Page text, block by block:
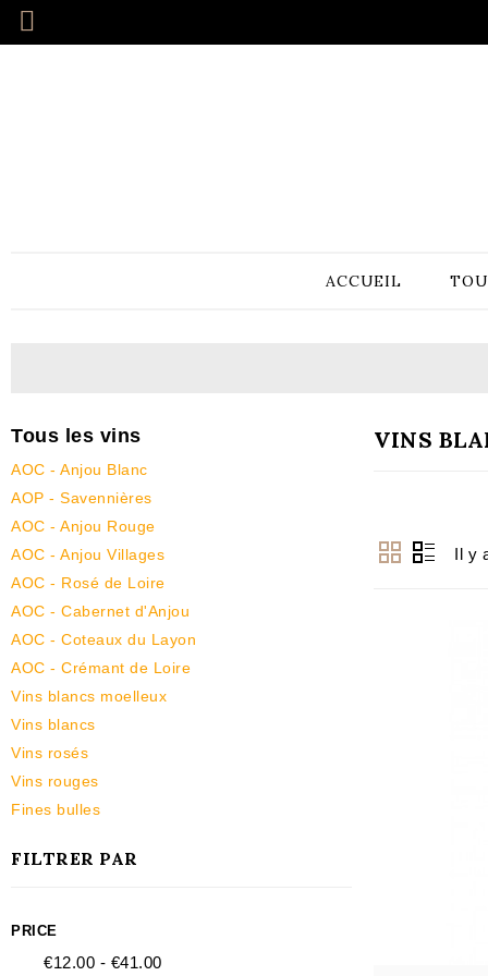
ACCUEIL
Tous les vins
AOC - Anjou Blanc
AOC - Anjou Rouge
AOP - Savennières
AOC - Anjou Villages
AOC - Cabernet d'Anjou
AOC - Coteaux du Layon
AOC - Crémant de Loire
AOC - Rosé de Loire
Fines bulles
Vins blancs moelleux
Vins blancs
Vins rosés
Vins rouges
FILTRER PAR
PRICE
€12.00 - €41.00
VINS
Il y